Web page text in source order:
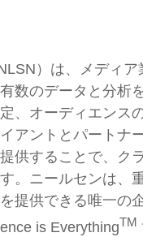
）は、メディ
数のデータと分析
、オーディエンス
アントとパートナ
供することで、ク
。ニールセンは、
提供できる唯一の
is EverythingTM